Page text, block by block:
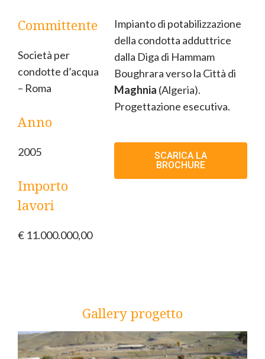
Committente
Società per
condotte d’acqua
– Roma
Anno
2005
Importo
lavori
€ 11.000.000,00
Impianto di potabilizzazione
della condotta adduttrice
dalla Diga di Hammam
Boughrara verso la Città di
Maghnia (Algeria).
Progettazione esecutiva.
SCARICA LA
BROCHURE
Gallery progetto